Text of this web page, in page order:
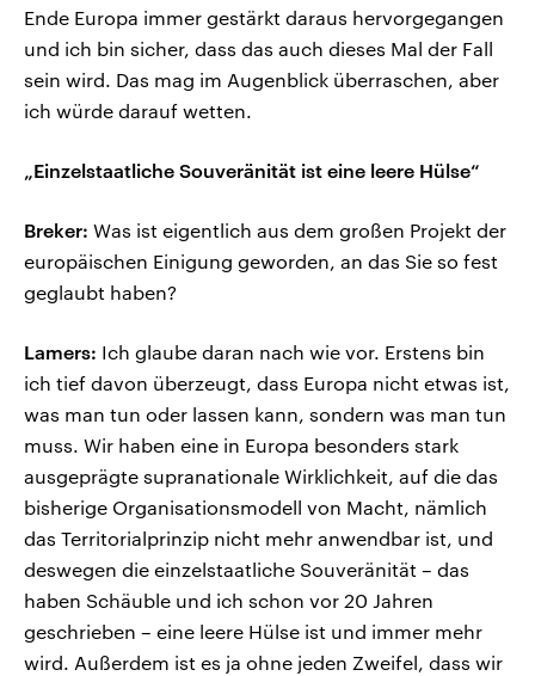
Ende Europa immer gestärkt daraus hervorgegangen
und ich bin sicher, dass das auch dieses Mal der Fall
sein wird. Das mag im Augenblick überraschen, aber
ich würde darauf wetten.
„Einzelstaatliche Souveränität ist eine leere Hülse“
Breker: Was ist eigentlich aus dem großen Projekt der
europäischen Einigung geworden, an das Sie so fest
geglaubt haben?
Lamers: Ich glaube daran nach wie vor. Erstens bin
ich tief davon überzeugt, dass Europa nicht etwas ist,
was man tun oder lassen kann, sondern was man tun
muss. Wir haben eine in Europa besonders stark
ausgeprägte supranationale Wirklichkeit, auf die das
bisherige Organisationsmodell von Macht, nämlich
das Territorialprinzip nicht mehr anwendbar ist, und
deswegen die einzelstaatliche Souveränität – das
haben Schäuble und ich schon vor 20 Jahren
geschrieben – eine leere Hülse ist und immer mehr
wird. Außerdem ist es ja ohne jeden Zweifel, dass wir